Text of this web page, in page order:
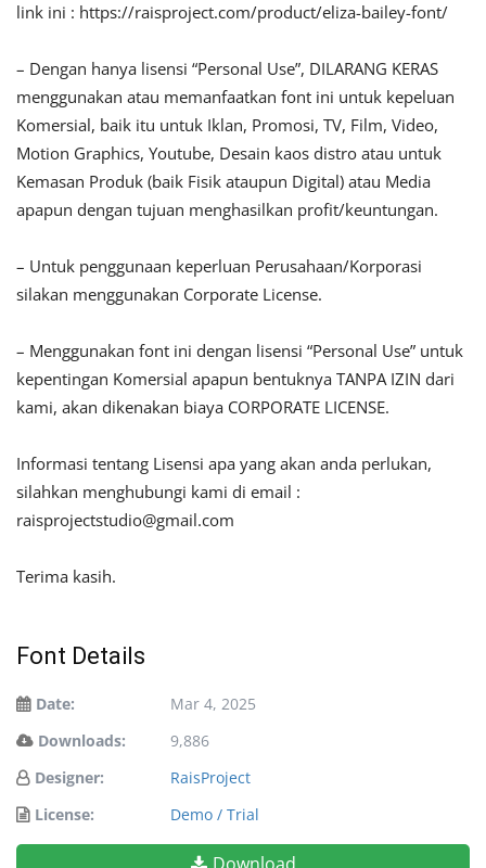
link ini : https://raisproject.com/product/eliza-bailey-font/
– Dengan hanya lisensi “Personal Use”, DILARANG KERAS
menggunakan atau memanfaatkan font ini untuk kepeluan
Komersial, baik itu untuk Iklan, Promosi, TV, Film, Video,
Motion Graphics, Youtube, Desain kaos distro atau untuk
Kemasan Produk (baik Fisik ataupun Digital) atau Media
apapun dengan tujuan menghasilkan profit/keuntungan.
– Untuk penggunaan keperluan Perusahaan/Korporasi
silakan menggunakan Corporate License.
– Menggunakan font ini dengan lisensi “Personal Use” untuk
kepentingan Komersial apapun bentuknya TANPA IZIN dari
kami, akan dikenakan biaya CORPORATE LICENSE.
Informasi tentang Lisensi apa yang akan anda perlukan,
silahkan menghubungi kami di email :
raisprojectstudio@gmail.com
Terima kasih.
Font Details
Date:
Mar 4, 2025
Downloads:
9,886
Designer:
RaisProject
License:
Demo / Trial